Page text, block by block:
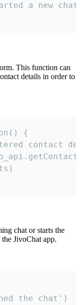
a new
This function can
details in order to
{
contact
chat or starts the
JivoChat app.